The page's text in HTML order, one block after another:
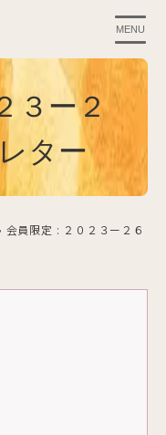
MENU
３ー２
ター
› 会員限定 : ２０２３ー２６